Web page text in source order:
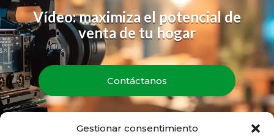
Gestionar consentimiento
Vídeo: maximiza el potencial de
venta de tu hogar
Contáctanos